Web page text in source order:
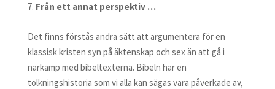
Från ett annat perspektiv …
Det finns förstås andra sätt att argumentera för en
klassisk kristen syn på äktenskap och sex än att gå i
närkamp med bibeltexterna. Bibeln har en
tolkningshistoria som vi alla kan sägas vara påverkade av,